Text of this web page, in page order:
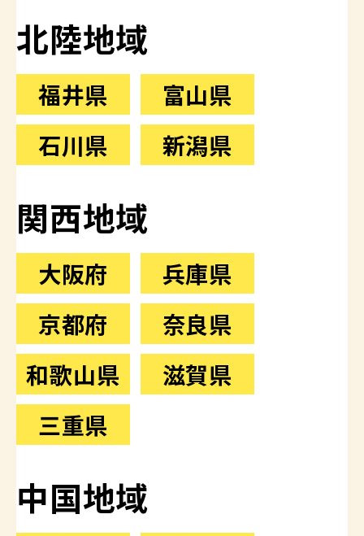
北陸地域
福井県
富山県
石川県
新潟県
関西地域
大阪府
兵庫県
京都府
奈良県
和歌山県
滋賀県
三重県
中国地域